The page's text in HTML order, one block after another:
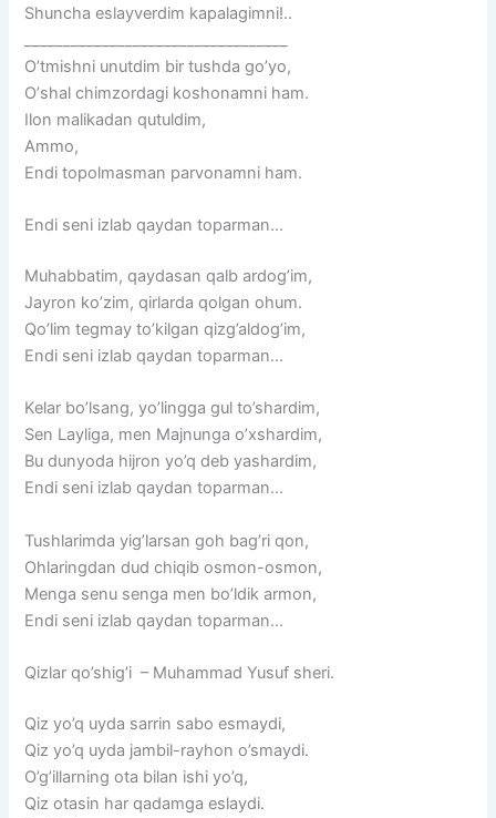
Shuncha eslayverdim kapalagimni!..
Oʼtmishni unutdim bir tushda goʼyo,
Oʼshal chimzordagi koshonamni ham.
Ilon malikadan qutuldim,
Ammo,
Endi topolmasman parvonamni ham.
Endi seni izlab qaydan toparman…
Muhabbatim, qaydasan qalb ardog’im,
Jayron ko’zim, qirlarda qolgan ohum.
Qo’lim tegmay to’kilgan qizg’aldog’im,
Endi seni izlab qaydan toparman…
Kelar bo’lsang, yo’lingga gul to’shardim,
Sen Layliga, men Majnunga o’xshardim,
Bu dunyoda hijron yo’q deb yashardim,
Endi seni izlab qaydan toparman…
Tushlarimda yig’larsan goh bag’ri qon,
Ohlaringdan dud chiqib osmon-osmon,
Menga senu senga men bo’ldik armon,
Endi seni izlab qaydan toparman…
Qizlar qo’shig’i – Muhammad Yusuf sheri.
Qiz yo’q uyda sarrin sabo esmaydi,
Qiz yo’q uyda jambil-rayhon o’smaydi.
O’g’illarning ota bilan ishi yo’q,
Qiz otasin har qadamga eslaydi.